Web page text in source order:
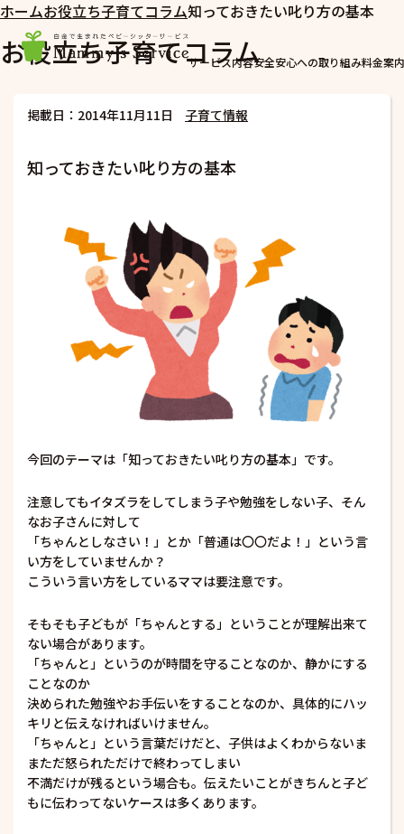
サービス内容安全安心への取り組み料金案内
ホームお役立ち子育てコラム知っておきたい叱り方の基本
お役立ち子育てコラム
掲載日：2014年11月11日 子育て情報
知っておきたい叱り方の基本
今回のテーマは「知っておきたい叱り方の基本」です。
注意してもイタズラをしてしまう子や勉強をしない子、そん
なお子さんに対して
「ちゃんとしなさい！」とか「普通は〇〇だよ！」という言
い方をしていませんか？
こういう言い方をしているママは要注意です。
そもそも子どもが「ちゃんとする」ということが理解出来て
ない場合があります。
「ちゃんと」というのが時間を守ることなのか、静かにする
ことなのか
決められた勉強やお手伝いをすることなのか、具体的にハッ
キリと伝えなければいけません。
「ちゃんと」という言葉だけだと、子供はよくわからないま
まただ怒られただけで終わってしまい
不満だけが残るという場合も。伝えたいことがきちんと子ど
もに伝わってないケースは多くあります。